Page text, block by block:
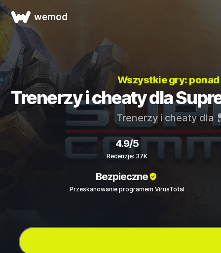
wemod
Wszystkie gry:
Trenerzy i cheaty dla
Trenerzy i cheaty dla
4.9/5
Recenzje: 37K
Bezpieczne
Przeskanowanie programem VirusTotal